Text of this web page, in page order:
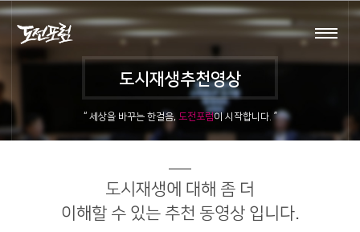
회원가입
포럼소개
아카데미
도시재생추천영상
도시재생추천영상
“ 세상을 바꾸는 한걸음, 도전포럼이 시작합니다. ”
도시재생에 대해 좀 더
이해할 수 있는 추천 동영상 입니다.